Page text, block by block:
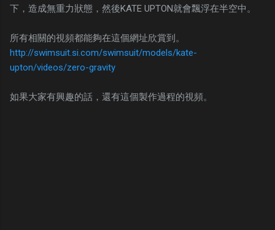
下，造成無重力狀態，然後KATE UPTON就會飄浮在半空中。
所有相關的視頻都能夠在這個網址欣賞到。
http://swimsuit.si.com/swimsuit/models/kate-
upton/videos/zero-gravity
如果大家有興趣的話，還有這個製作過程的視頻。